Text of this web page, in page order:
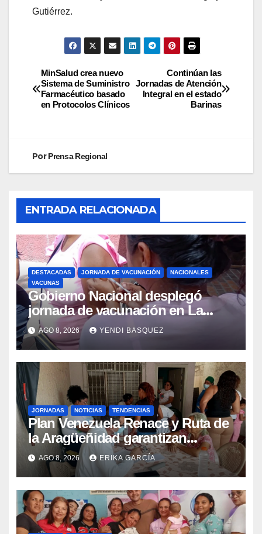
Gutiérrez.
Continúan las
Jornadas de Atención
Integral en el estado
Barinas
MinSalud crea nuevo
Sistema de Suministro
Farmacéutico basado
en Protocolos Clínicos
PorPrensa Regional
ENTRADA RELACIONADA
DESTACADAS JORNADA DE VACUNACIÓN
NACIONALES
VACUNAS
Gobierno Nacional desplegó
jornada de vacunación en La
Guaira para garantizar protección
epidemiológica
AGO 8, 2026 YENDI BASQUEZ
JORNADAS NOTICIAS TENDENCIAS
Plan Venezuela Renace y Ruta de
la Aragüeñidad garantizan
atención médica integral en
Aragua
AGO 8, 2026 ERIKA GARCÍA